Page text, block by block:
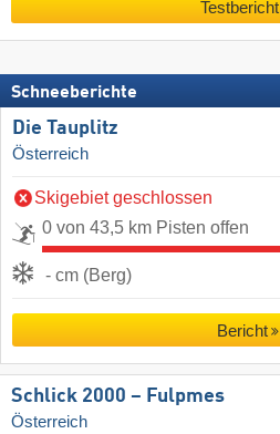
Testbericht
Schneeberichte
Die Tauplitz
Österreich
Skigebiet geschlossen
0 von 43,5 km Pisten offen
- cm (Berg)
Bericht
Schlick 2000 – Fulpmes
Österreich